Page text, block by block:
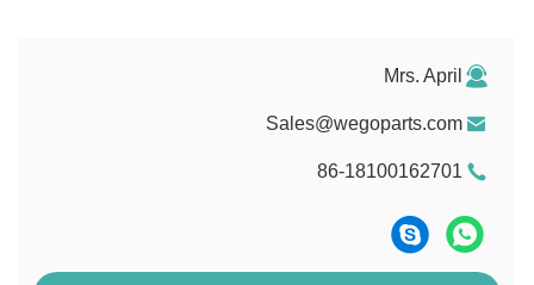
Mrs. April
Sales@wegoparts.com
86-18100162701